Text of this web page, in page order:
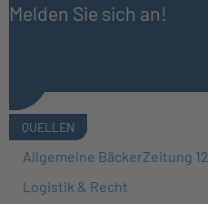
Melden Sie sich an!
QUELLEN
Allgemeine BäckerZeitung 12
Logistik & Recht